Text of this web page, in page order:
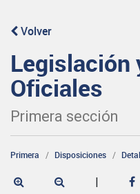
Volver
Legislación
Oficiales
Primera sección
Primera Disposiciones
|